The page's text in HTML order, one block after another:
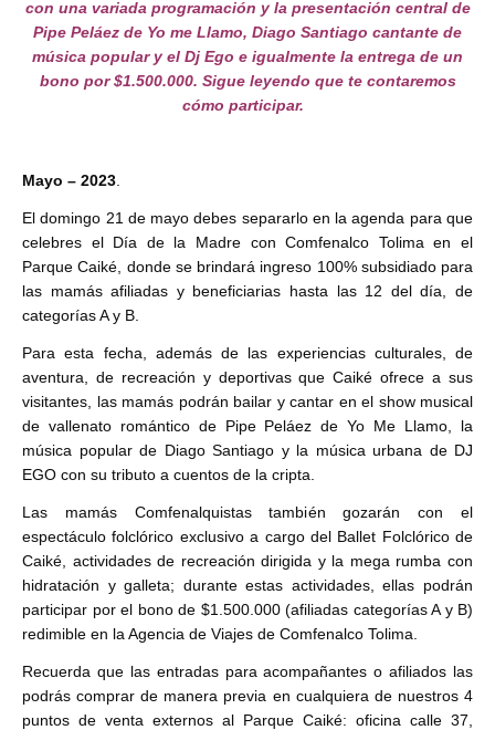
con una variada programación y la presentación central de
Pipe Peláez de Yo me Llamo, Diago Santiago cantante de
música popular y el Dj Ego e igualmente la entrega de un
bono por $1.500.000. Sigue leyendo que te contaremos
cómo participar.
Mayo – 2023
El domingo 21 de mayo debes separarlo en la agenda para que
celebres el Día de la Madre con Comfenalco Tolima en el
Parque Caiké, donde se brindará ingreso 100% subsidiado para
las mamás afiliadas y beneficiarias hasta las 12 del día, de
categorías A y B.
Para esta fecha, además de las experiencias culturales, de
aventura, de recreación y deportivas que Caiké ofrece a sus
visitantes, las mamás podrán bailar y cantar en el show musical
de vallenato romántico de Pipe Peláez de Yo Me Llamo, la
música popular de Diago Santiago y la música urbana de DJ
EGO con su tributo a cuentos de la cripta.
Las mamás Comfenalquistas también gozarán con el
espectáculo folclórico exclusivo a cargo del Ballet Folclórico de
Caiké, actividades de recreación dirigida y la mega rumba con
hidratación y galleta; durante estas actividades, ellas podrán
participar por el bono de $1.500.000 (afiliadas categorías A y B)
redimible en la Agencia de Viajes de Comfenalco Tolima.
Recuerda que las entradas para acompañantes o afiliados las
podrás comprar de manera previa en cualquiera de nuestros 4
puntos de venta externos al Parque Caiké: oficina calle 37,